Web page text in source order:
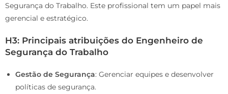
Segurança do Trabalho. Este profissional tem um papel mais
gerencial e estratégico.
H3: Principais atribuições do Engenheiro de
Segurança do Trabalho
Gestão de Segurança: Gerenciar equipes e desenvolver
políticas de segurança.